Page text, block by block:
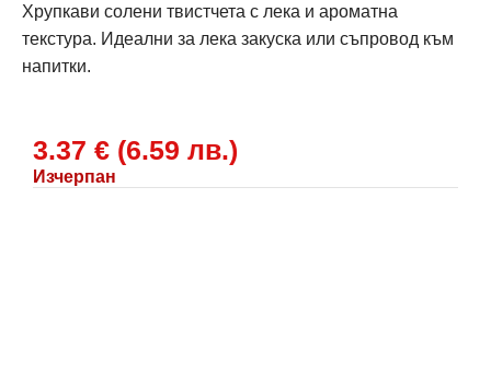
Хрупкави солени твистчета с лека и ароматна
текстура. Идеални за лека закуска или съпровод към
напитки.
3.37 € (6.59 лв.)
Изчерпан